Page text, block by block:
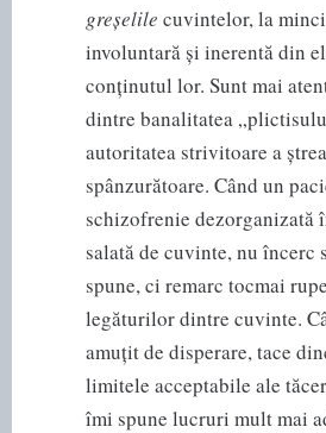
greșelile cuvintelor, la
involuntară și inerentă din
conținutul lor. Sunt mai
dintre banalitatea
autoritatea strivitoare a
spânzurătoare. Când un
schizofrenie dezorganizată
salată de cuvinte, nu încerc
spune, ci remarc tocmai
legăturilor dintre cuvinte.
amuțit de disperare, tace
limitele acceptabile ale
îmi spune lucruri mult mai